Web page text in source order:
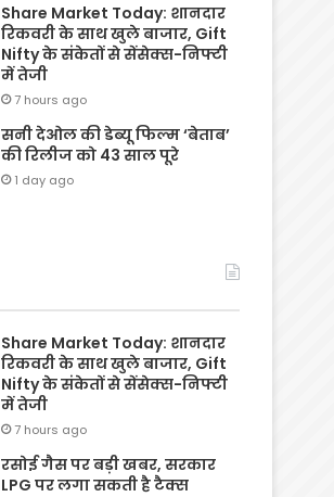
Share Market Today: शानदार
रिकवरी के साथ खुले बाजार, Gift
Nifty के संकेतों से सेंसेक्स-निफ्टी
में तेजी
7 hours ago
सनी देओल की डेब्यू फिल्म ‘बेताब’
की रिलीज को 43 साल पूरे
1 day ago
Share Market Today: शानदार
रिकवरी के साथ खुले बाजार, Gift
Nifty के संकेतों से सेंसेक्स-निफ्टी
में तेजी
7 hours ago
रसोई गैस पर बड़ी खबर, सरकार
LPG पर लगा सकती है टैक्स